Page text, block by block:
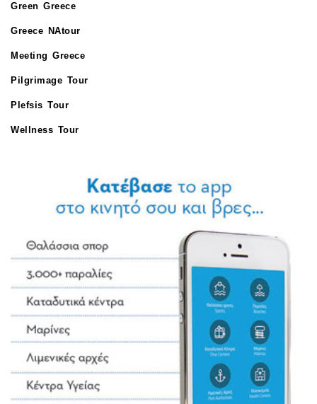
Green Greece
Greece NAtour
Meeting Greece
Pilgrimage Tour
Plefsis Tour
Wellness Tour